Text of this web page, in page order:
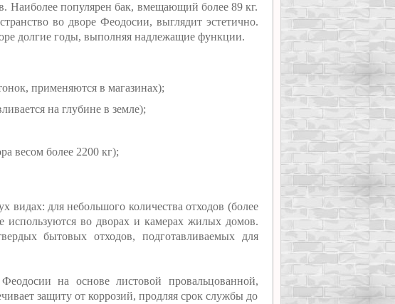
Наиболее популярен бак, вмещающий более 89 кг.
во дворе Феодосии, выглядит эстетично.
долгие годы, выполняя надлежащие функции.
применяются в магазинах);
на глубине в земле);
весом более 2200 кг);
видах: для небольшого количества отходов (более
во дворах и камерах жилых домов.
бытовых отходов, подготавливаемых для
на основе листовой провальцованной,
защиту от коррозий, продляя срок службы до